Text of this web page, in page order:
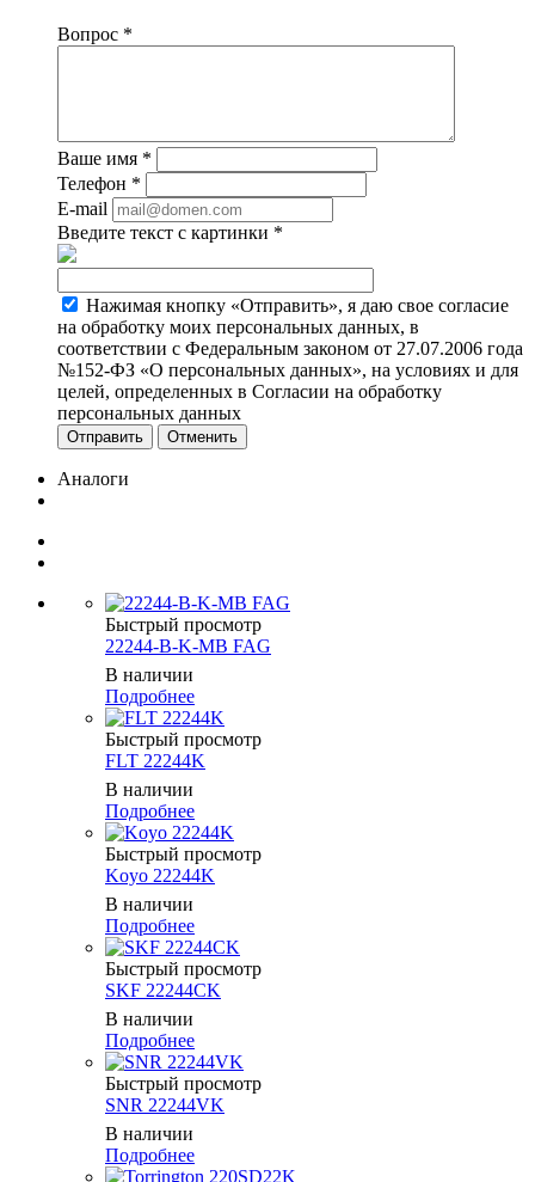
Вопрос *
Ваше имя *
Телефон *
E-mail
Введите текст с картинки *
Нажимая кнопку «Отправить», я даю свое согласие
на обработку моих персональных данных, в
соответствии с Федеральным законом от 27.07.2006 года
№152-ФЗ «О персональных данных», на условиях и для
целей, определенных в Согласии на обработку
персональных данных
Отменить
Аналоги
Быстрый просмотр
22244-B-K-MB FAG
В наличии
Подробнее
Быстрый просмотр
FLT 22244K
В наличии
Подробнее
Быстрый просмотр
Koyo 22244K
В наличии
Подробнее
Быстрый просмотр
SKF 22244CK
В наличии
Подробнее
Быстрый просмотр
SNR 22244VK
В наличии
Подробнее